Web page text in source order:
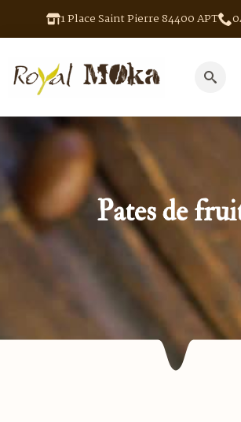
1 Place Saint Pierre 84400 APT
for:
Pates de